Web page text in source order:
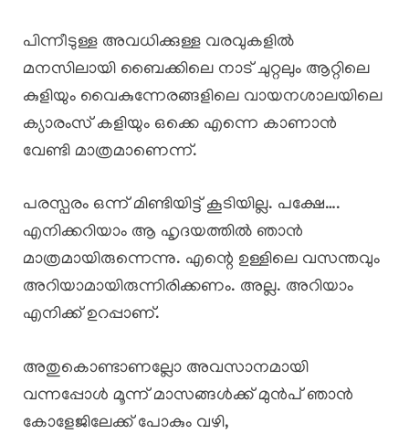
പിന്നീടുള്ള അവധിക്കുള്ള വരവുകളിൽ
മനസിലായി ബൈക്കിലെ നാട് ചുറ്റലും ആറ്റിലെ
കുളിയും വൈകുന്നേരങ്ങളിലെ വായനശാലയിലെ
ക്യാരംസ് കളിയും ഒക്കെ എന്നെ കാണാൻ
വേണ്ടി മാത്രമാണെന്ന്.
പരസ്പരം ഒന്ന് മിണ്ടിയിട്ട് കൂടിയില്ല. പക്ഷേ….
എനിക്കറിയാം ആ ഹൃദയത്തിൽ ഞാൻ
മാത്രമായിരുന്നെന്നു. എന്റെ ഉള്ളിലെ വസന്തവും
അറിയാമായിരുന്നിരിക്കണം. അല്ല. അറിയാം
എനിക്ക് ഉറപ്പാണ്.
അതുകൊണ്ടാണല്ലോ അവസാനമായി
വന്നപ്പോൾ മൂന്ന് മാസങ്ങൾക്ക് മുൻപ് ഞാൻ
കോളേജിലേക്ക് പോകും വഴി,